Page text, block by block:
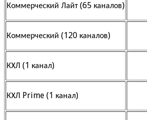
Коммерческий Лайт (65 каналов)
Коммерческий (120 каналов)
КХЛ (1 канал)
КХЛ Prime (1 канал)